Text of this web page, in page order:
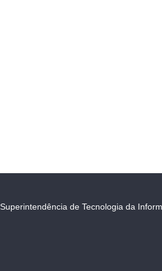
Superintendência de Tecnologia da